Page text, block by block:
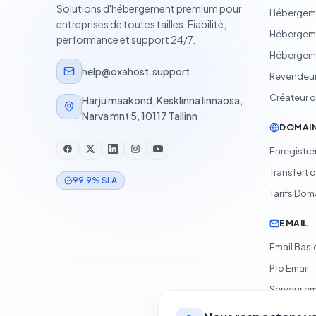
Solutions d'hébergement premium pour
entreprises de toutes tailles. Fiabilité,
performance et support 24/7.
help@oxahost.support
Harju maakond, Kesklinna linnaosa,
Narva mnt 5, 10117 Tallinn
99.9% SLA
Créateur
Transfert
Tarifs
EMAIL
Email
Pro Email
Serveur